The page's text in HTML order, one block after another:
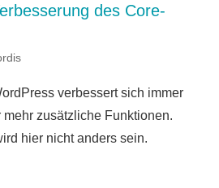
des Core-
verbessert sich immer
zusätzliche Funktionen.
hier nicht anders sein.